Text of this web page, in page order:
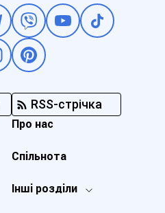
RSS-стрічка
Інші розділи
Про нас
Спільнота